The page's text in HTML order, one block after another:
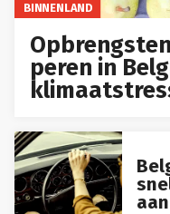
BINNENLAND
peren in
aan